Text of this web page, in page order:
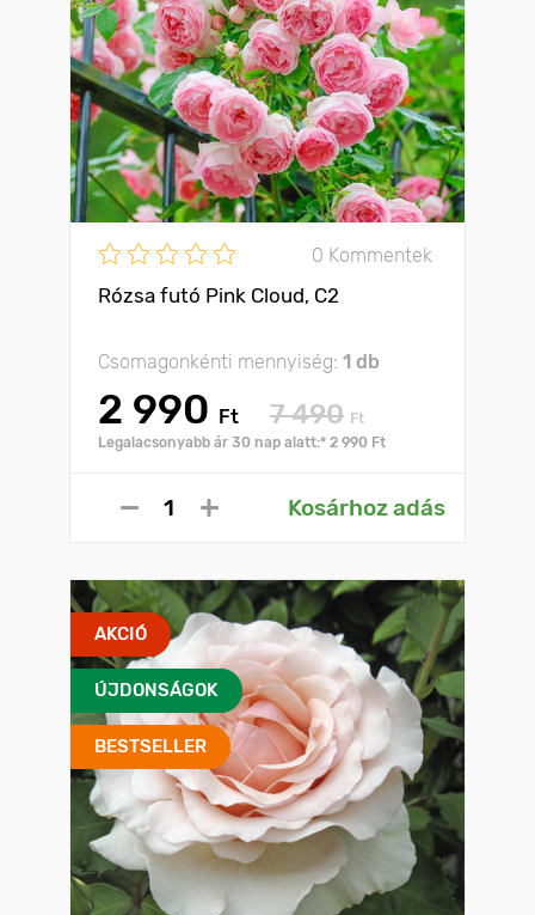
0 Kommentek
Rózsa futó Pink Cloud, C2
Csomagonkénti mennyiség: 1 db
2 990 Ft 7 490 Ft
Legalacsonyabb ár 30 nap alatt:* 2 990 Ft
Kosárhoz adás
AKCIÓ
ÚJDONSÁGOK
BESTSELLER